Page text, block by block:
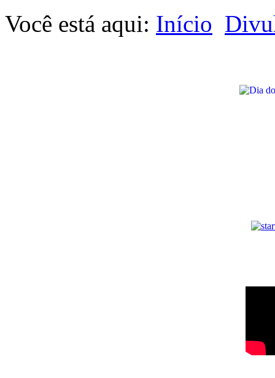
Você está aqui: Início